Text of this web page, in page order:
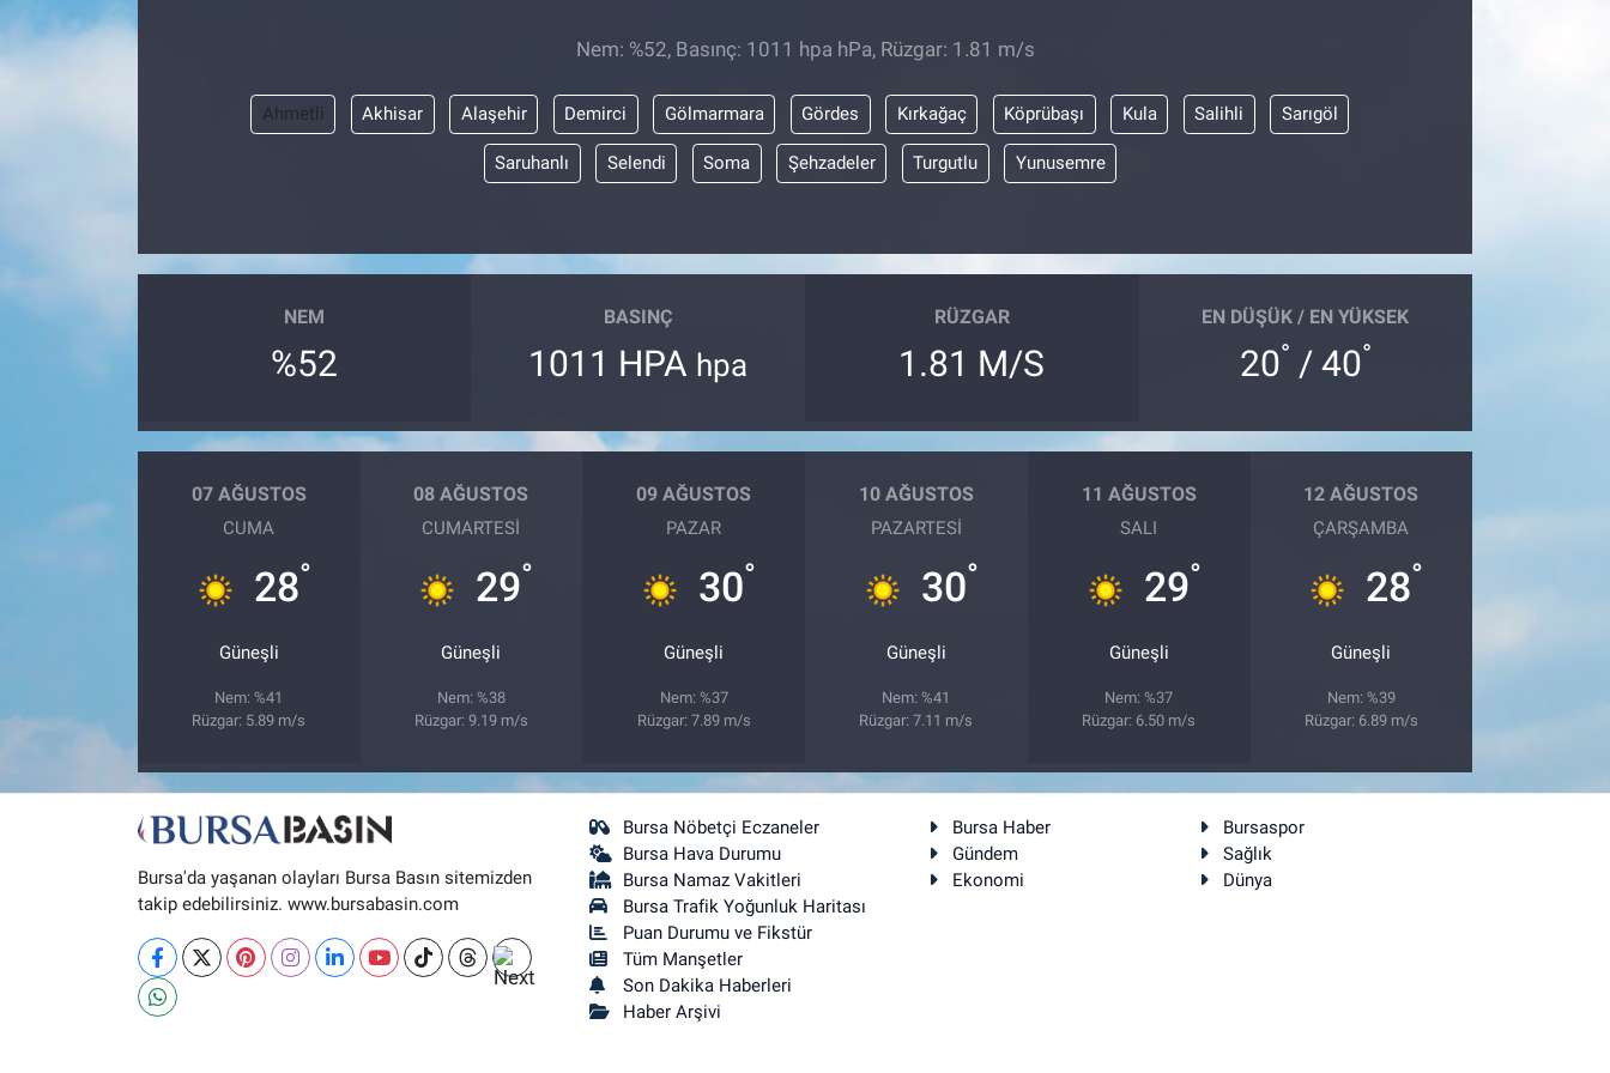
Nem: %52, Basınç: 1011 hpa hPa, Rüzgar: 1.81 m/s
Ahmetli Akhisar Alaşehir Demirci Gölmarmara Gördes Kırkağaç Köprübaşı Kula Salihli Sarıgöl
Saruhanlı Selendi Soma Şehzadeler Turgutlu Yunusemre
NEM
%52
BASINÇ
1011 HPA hpa
RÜZGAR
1.81 M/S
EN DÜŞÜK / EN YÜKSEK
20° / 40°
07 AĞUSTOS
CUMA
28°
Güneşli
Nem: %41
Rüzgar: 5.89 m/s
08 AĞUSTOS
CUMARTESI
29°
Güneşli
Nem: %38
Rüzgar: 9.19 m/s
09 AĞUSTOS
PAZAR
30°
Güneşli
Nem: %37
Rüzgar: 7.89 m/s
10 AĞUSTOS
PAZARTESI
30°
Güneşli
Nem: %41
Rüzgar: 7.11 m/s
11 AĞUSTOS
SALI
29°
Güneşli
Nem: %37
Rüzgar: 6.50 m/s
12 AĞUSTOS
ÇARŞAMBA
28°
Güneşli
Nem: %39
Rüzgar: 6.89 m/s
Bursa'da yaşanan olayları Bursa Basın sitemizden
takip edebilirsiniz. www.bursabasin.com
Bursa Nöbetçi Eczaneler
Bursa Hava Durumu
Bursa Namaz Vakitleri
Bursa Trafik Yoğunluk Haritası
Puan Durumu ve Fikstür
Tüm Manşetler
Son Dakika Haberleri
Haber Arşivi
Bursa Haber
Bursaspor
Gündem
Sağlık
Ekonomi
Dünya
Sağlık
Nöbetçi Eczaneler